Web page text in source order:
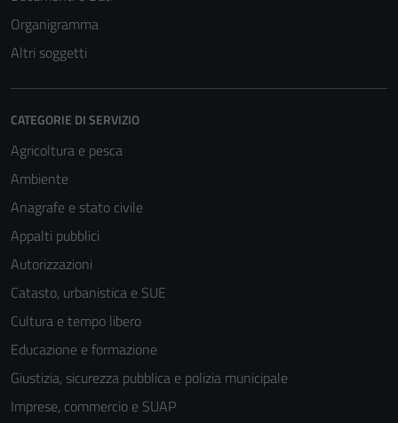
Organigramma
Altri soggetti
CATEGORIE DI SERVIZIO
Agricoltura e pesca
Ambiente
Anagrafe e stato civile
Appalti pubblici
Autorizzazioni
Catasto, urbanistica e SUE
Cultura e tempo libero
Educazione e formazione
Giustizia, sicurezza pubblica e polizia municipale
Imprese, commercio e SUAP